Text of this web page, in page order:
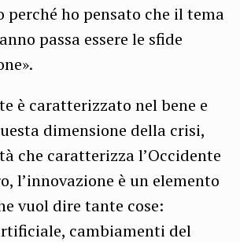
perché ho pensato che il tema
passa essere le sfide
è caratterizzato nel bene e
dimensione della crisi,
che caratterizza l’Occidente
l’innovazione è un elemento
vuol dire tante cose:
cambiamenti del